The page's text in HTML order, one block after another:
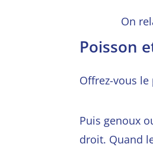
On
Poisson
Offrez-vous
Puis genoux
droit. Quand